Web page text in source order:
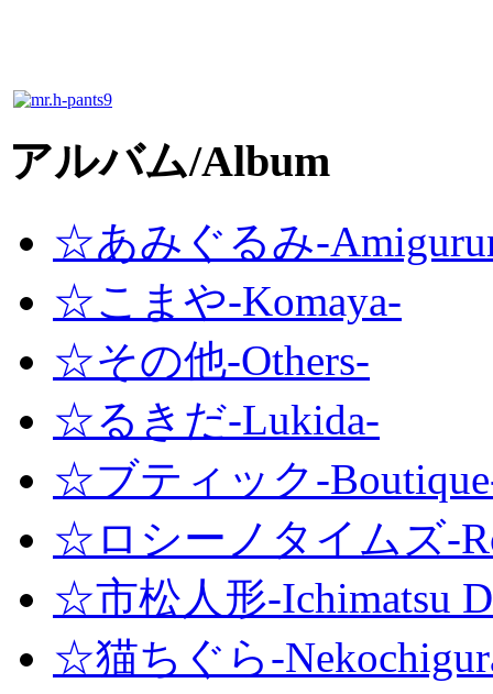
アルバム/Album
☆あみぐるみ-
☆こまや-Komaya-
☆その他-Others-
☆るきだ-Lukida-
☆ブティック-
☆ロシーノタイムズ-
☆市松人形-Ichimatsu
☆猫ちぐら-